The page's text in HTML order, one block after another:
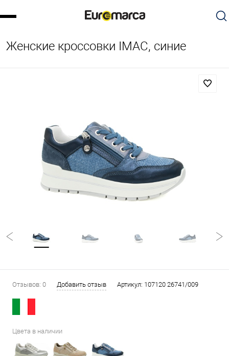
Женские кроссовки IMAC, синие
Отзывов: 0 Добавить отзыв Артикул: 107120 26741/009
Цвета в наличии